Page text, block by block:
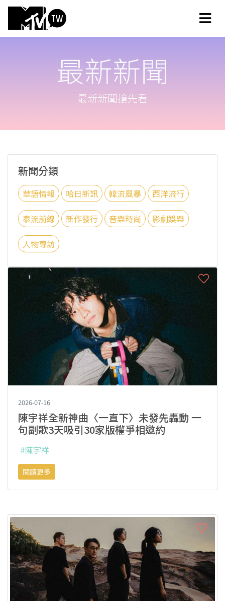
最新新聞
最新新聞搶先看
新聞分類
華語情報 哈日新訊 韓流風暴 西洋流行
泰流前線 新作發行 音樂時尚 影劇娛樂
人物專訪
2026-07-16
陳宇祥全新神曲〈一直下〉未發先轟動 一
句副歌3天吸引30家版權爭相邀約
#陳宇祥
閱讀更多